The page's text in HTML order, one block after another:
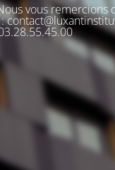
vous remercions